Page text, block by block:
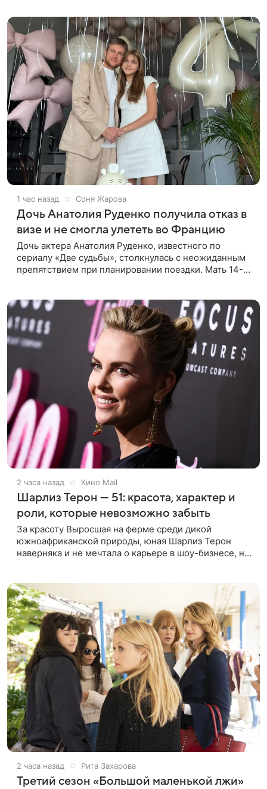
1 час назад Соня Жарова
Дочь Анатолия Руденко получила отказ в
визе и не смогла улететь во Францию
Дочь актера Анатолия Руденко, известного по
сериалу «Две судьбы», столкнулась с неожиданным
препятствием при планировании поездки. Мать 14-
2 часа назад Кино Mail
Шарлиз Терон — 51: красота, характер и
роли, которые невозможно забыть
За красоту Выросшая на ферме среди дикой
южноафриканской природы, юная Шарлиз Терон
наверняка и не мечтала о карьере в шоу-бизнесе, но
2 часа назад Рита Захарова
Третий сезон «Большой маленькой лжи»